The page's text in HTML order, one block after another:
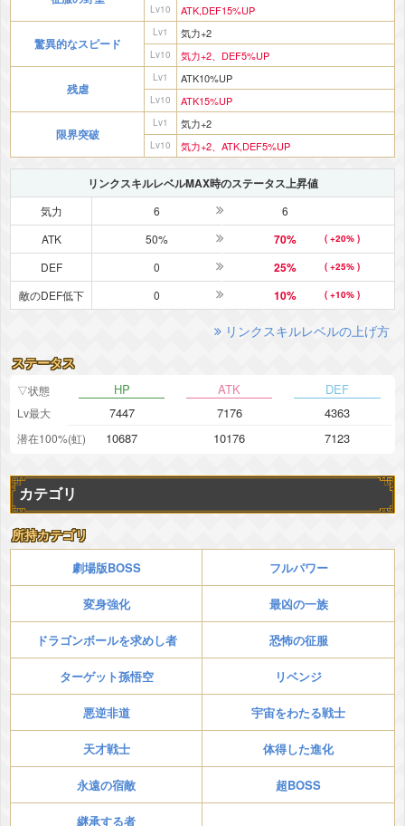
Lv10 ATK,DEF15%UP
驚異的なスピード
Lv1 気力+2
Lv10 気力+2、DEF5%UP
残虐
Lv1 ATK10%UP
Lv10 ATK15%UP
限界突破
Lv1 気力+2
Lv10 気力+2、ATK,DEF5%UP
リンクスキルレベルMAX時のステータス上昇値
気力 6
6
ATK
50% 70% ( +20% )
DEF 0 25% ( +25% )
敵のDEF低下 0 10% ( +10% )
リンクスキルレベルの上げ方
ステータス
▽状態 HP ATK DEF
Lv最大 7447 7176 4363
潜在100%(虹) 10687 10176 7123
カテゴリ
所持カテゴリ
劇場版BOSS フルパワー
変身強化 最凶の一族
ドラゴンボールを求めし者 恐怖の征服
ターゲット孫悟空 リベンジ
悪逆非道 宇宙をわたる戦士
天才戦士 体得した進化
永遠の宿敵 超BOSS
継承する者